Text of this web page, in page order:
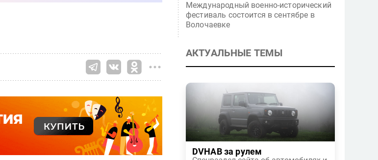
Международный военно-исторический
фестиваль состоится в сентябре в
Волочаевке
АКТУАЛЬНЫЕ ТЕМЫ
DVHAB за рулем